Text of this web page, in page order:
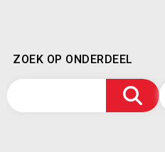
ZOEK OP ONDERDEEL